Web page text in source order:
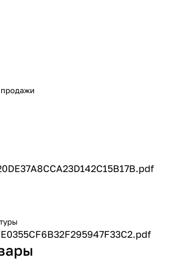
продажи